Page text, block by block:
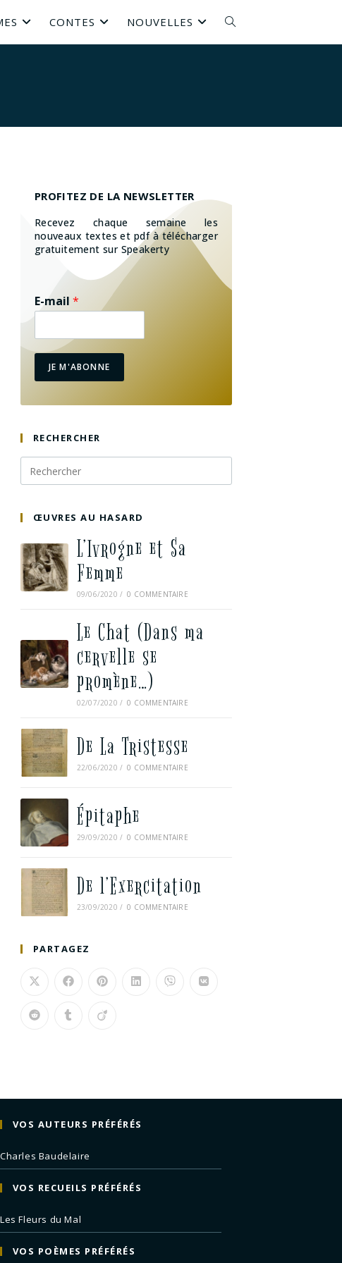
CONTES NOUVELLES
PROFITEZ DE LA NEWSLETTER
Recevez chaque semaine les
nouveaux textes et pdf à télécharger
gratuitement sur Speakerty
E-mail *
JE M'ABONNE
RECHERCHER
ŒUVRES AU HASARD
L’Ivrogne et Sa
Femme
09/06/2020 / 0 COMMENTAIRE
Le Chat (Dans ma
cervelle se
promène…)
02/07/2020 / 0 COMMENTAIRE
De La Tristesse
22/06/2020 / 0 COMMENTAIRE
Épitaphe
29/09/2020 / 0 COMMENTAIRE
De l’Exercitation
23/09/2020 / 0 COMMENTAIRE
PARTAGEZ
VOS AUTEURS PRÉFÉRÉS
Charles Baudelaire
VOS RECUEILS PRÉFÉRÉS
Les Fleurs du Mal
VOS POÈMES PRÉFÉRÉS